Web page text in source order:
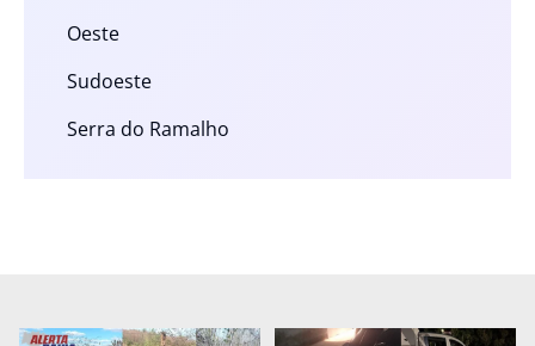
Oeste
Sudoeste
Serra do Ramalho